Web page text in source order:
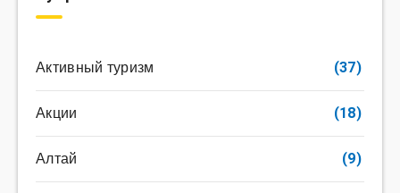
Активный туризм (37)
Акции (18)
Алтай (9)